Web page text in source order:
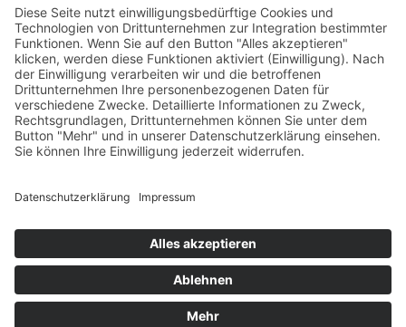
Anfahrt & Parken
Gastronomie
Barrierefreiheit
Kontakt
Erlebniswelt
Veranstaltungen
Höhepunkte & Feste
Ferienprogramm
Neuigkeiten
Tierpatenschaft
Unsere Partner
Tierische Wunschliste
Eintrittspreise